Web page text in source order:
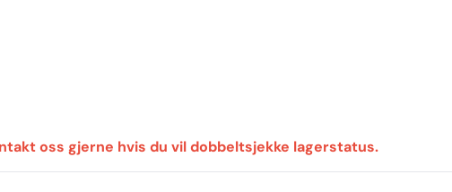
oss gjerne hvis du vil dobbeltsjekke lagerstatus.